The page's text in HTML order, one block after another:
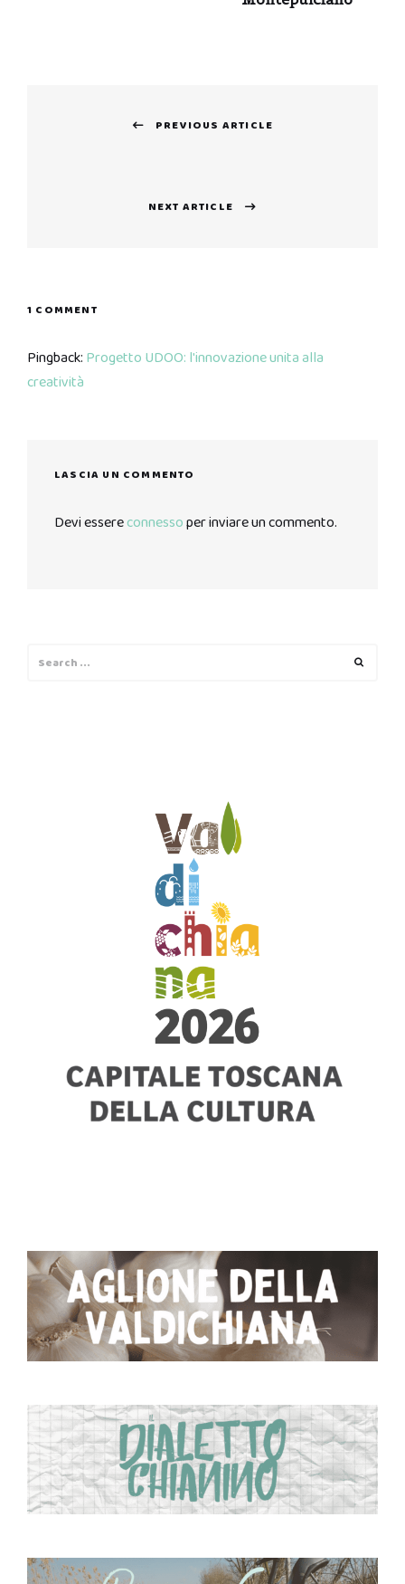
PREVIOUS ARTICLE
NEXT ARTICLE
1 COMMENT
Pingback: Progetto UDOO: l'innovazione unita alla
creatività
LASCIA UN COMMENTO
Devi essereconnessoper inviare un commento.
for: